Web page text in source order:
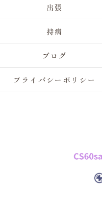
出張
持病
ブログ
プライバシーポリシー